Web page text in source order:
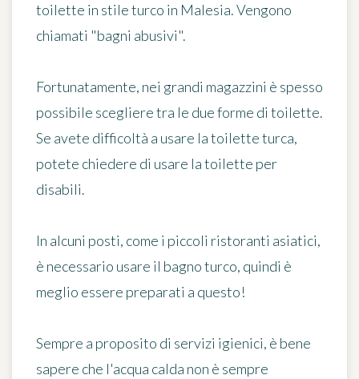
toilette in stile turco in Malesia. Vengono
chiamati "bagni abusivi".
Fortunatamente, nei grandi magazzini è spesso
possibile scegliere tra le due forme di toilette.
Se avete difficoltà a usare la toilette turca,
potete chiedere di usare la toilette per
disabili.
In alcuni posti, come i piccoli ristoranti asiatici,
è necessario usare il bagno turco, quindi è
meglio essere preparati a questo!
Sempre a proposito di servizi igienici, è bene
sapere che l'acqua calda non è sempre